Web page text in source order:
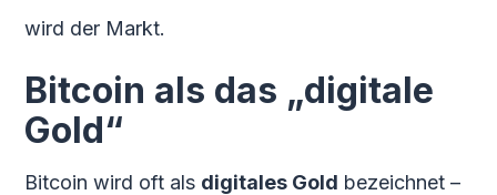
wird der Markt.
Bitcoin als das „digitale
Gold“
Bitcoin wird oft als digitales Gold bezeichnet –